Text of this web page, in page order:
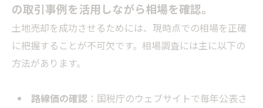
の取引事例を活用しながら相場を確認。
土地売却を成功させるためには、現時点での相場を正確
に把握することが不可欠です。相場調査には主に以下の
方法があります。
路線価の確認：国税庁のウェブサイトで毎年公表さ